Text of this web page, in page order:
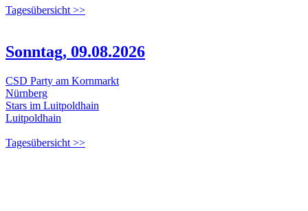
Tagesübersicht >>
Sonntag, 09.08.2026
CSD Party am Kornmarkt
Nürnberg
Stars im Luitpoldhain
Luitpoldhain
Tagesübersicht >>